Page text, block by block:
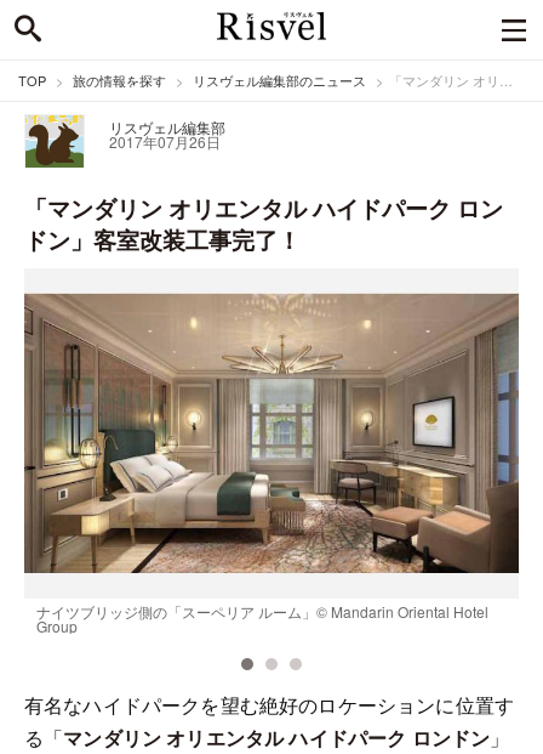
TOP 旅の情報を探す リスヴェル編集部のニュース 「マンダリン オリエンタル ハイドパーク ロンドン」客室改装工事完了！
リスヴェル編集部
2017年07月26日
「マンダリン オリエンタル ハイドパーク ロン
ドン」客室改装工事完了！
ナイツブリッジ側の「スーペリア ルーム」© Mandarin Oriental Hotel
Group
有名なハイドパークを望む絶好のロケーションに位置す
る「マンダリン オリエンタル ハイドパーク ロンドン 」